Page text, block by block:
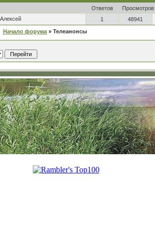
Ответов Просмотров
1 48941
Начало форума » Телеанонсы